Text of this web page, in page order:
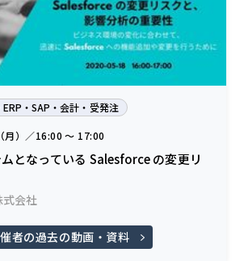
・SAP・会計・受発注
月）／16:00 〜 17:00
となっている Salesforce の変更リ
会社
者の過去の動画・資料